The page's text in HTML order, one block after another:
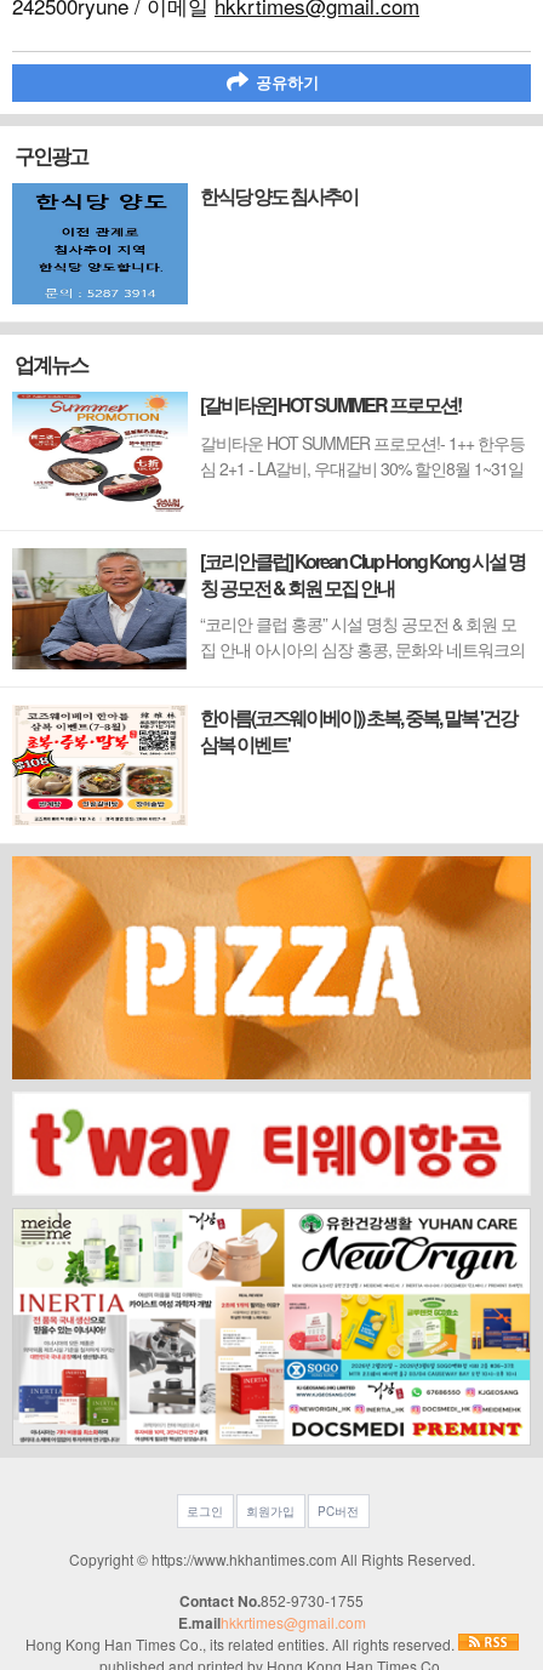
공유하기
구인광고
한식당 양도 침사추이
업계뉴스
[갈비타운] HOT SUMMER 프로모션!
갈비타운 HOT SUMMER 프로모션!- 1++ 한우등
심 2+1 - LA갈비, 우대갈비 30% 할인8월 1~31일
[코리안클럽] Korean Clup Hong Kong 시설 명
칭 공모전 & 회원 모집 안내
“코리안 클럽 홍콩” 시설 명칭 공모전 & 회원 모
집 안내 아시아의 심장 홍콩, 문화와 네트워크의
홍콩. 이 역동적인 글로벌 허브의 중심에서 한국
의 깊이 있는 문화유산과 세계적 감각을 잇는 새
한아름(코즈웨이베이)) 초복, 중복, 말복 '건강
삼복 이벤트'
로그인 회원가입 PC버전
Copyright © https://www.hkhantimes.com All Rights Reserved.
Contact No.852-9730-1755
E.mailhkkrtimes@gmail.com
Hong Kong Han Times Co., its related entities. All rights reserved.